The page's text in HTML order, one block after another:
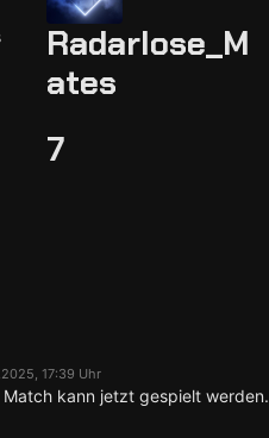
Radarlose_M
ates
7
17:39 Uhr
Match kann jetzt gespielt werden.